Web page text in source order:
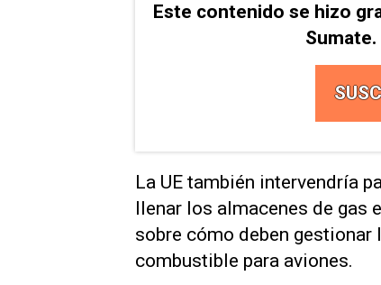
Este contenido se hizo
La UE también intervendría
llenar ⁠los almacenes de gas
sobre cómo ​deben gestionar
combustible para ‌aviones.